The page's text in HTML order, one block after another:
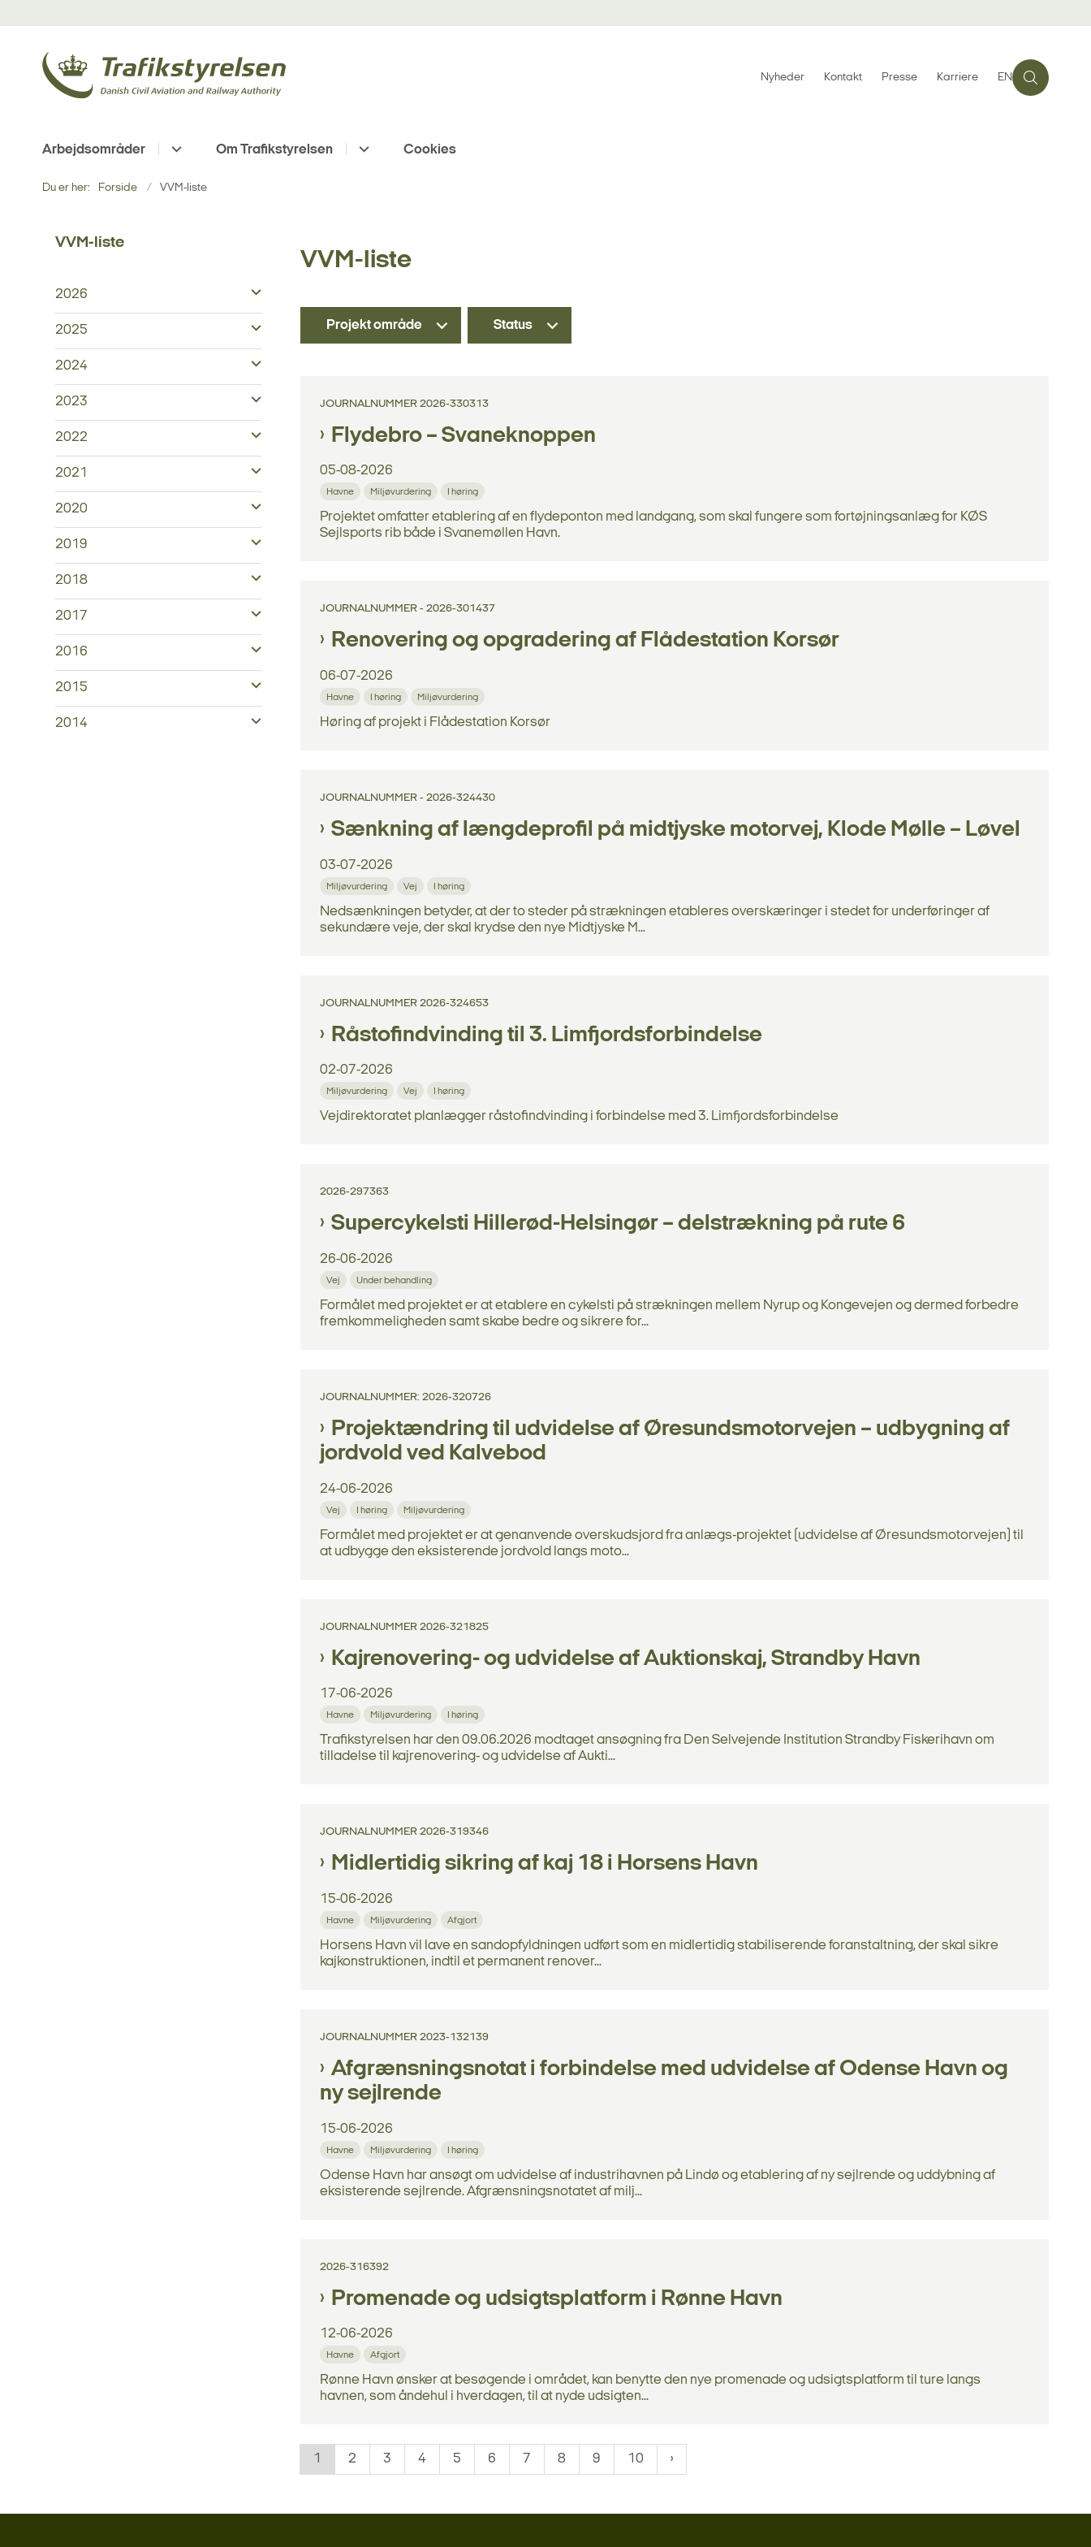
Nyheder Kontakt Presse Karriere EN
Arbejdsområder Om Trafikstyrelsen Cookies
Du er her: Forside VVM-liste
VVM-liste
2026
2025
2024
2023
2022
2021
2020
2019
2018
2017
2016
2015
2014
VVM-liste
Projekt område Status
JOURNALNUMMER 2026-330313
Flydebro – Svaneknoppen
05-08-2026
Havne Miljøvurdering I høring
Projektet omfatter etablering af en flydeponton med landgang, som skal fungere som fortøjningsanlæg for KØS
Sejlsports rib både i Svanemøllen Havn.
JOURNALNUMMER - 2026-301437
Renovering og opgradering af Flådestation Korsør
06-07-2026
Havne I høring Miljøvurdering
Høring af projekt i Flådestation Korsør
JOURNALNUMMER - 2026-324430
Sænkning af længdeprofil på midtjyske motorvej, Klode Mølle – Løvel
03-07-2026
Miljøvurdering Vej I høring
Nedsænkningen betyder, at der to steder på strækningen etableres overskæringer i stedet for underføringer af
sekundære veje, der skal krydse den nye Midtjyske M...
JOURNALNUMMER 2026-324653
Råstofindvinding til 3. Limfjordsforbindelse
02-07-2026
Miljøvurdering Vej I høring
Vejdirektoratet planlægger råstofindvinding i forbindelse med 3. Limfjordsforbindelse
2026-297363
Supercykelsti Hillerød-Helsingør – delstrækning på rute 6
26-06-2026
Vej Under behandling
Formålet med projektet er at etablere en cykelsti på strækningen mellem Nyrup og Kongevejen og dermed forbedre
fremkommeligheden samt skabe bedre og sikrere for...
JOURNALNUMMER: 2026-320726
Projektændring til udvidelse af Øresundsmotorvejen – udbygning af
jordvold ved Kalvebod
24-06-2026
Vej I høring Miljøvurdering
Formålet med projektet er at genanvende overskudsjord fra anlægs-projektet (udvidelse af Øresundsmotorvejen) til
at udbygge den eksisterende jordvold langs moto...
JOURNALNUMMER 2026-321825
Kajrenovering- og udvidelse af Auktionskaj, Strandby Havn
17-06-2026
Havne Miljøvurdering I høring
Trafikstyrelsen har den 09.06.2026 modtaget ansøgning fra Den Selvejende Institution Strandby Fiskerihavn om
tilladelse til kajrenovering- og udvidelse af Aukti...
JOURNALNUMMER 2026-319346
Midlertidig sikring af kaj 18 i Horsens Havn
15-06-2026
Havne Miljøvurdering Afgjort
Horsens Havn vil lave en sandopfyldningen udført som en midlertidig stabiliserende foranstaltning, der skal sikre
kajkonstruktionen, indtil et permanent renover...
JOURNALNUMMER 2023-132139
Afgrænsningsnotat i forbindelse med udvidelse af Odense Havn og
ny sejlrende
15-06-2026
Havne Miljøvurdering I høring
Odense Havn har ansøgt om udvidelse af industrihavnen på Lindø og etablering af ny sejlrende og uddybning af
eksisterende sejlrende. Afgrænsningsnotatet af milj...
2026-316392
Promenade og udsigtsplatform i Rønne Havn
12-06-2026
Havne Afgjort
Rønne Havn ønsker at besøgende i området, kan benytte den nye promenade og udsigtsplatform til ture langs
havnen, som åndehul i hverdagen, til at nyde udsigten...
1 2 3 4 5 6 7 8 9 10